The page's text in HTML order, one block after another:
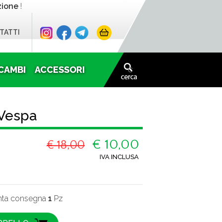
!
ACCESSORI
€ 18,00 € 10,00
IVA INCLUSA
consegna 1 Pz